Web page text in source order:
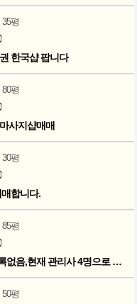
35평
한국샵 팝니다
80평
사지샵매매
30평
합니다.
85평
85평, 각방 샤워장, 단속기록없음,현재 관리사 4명으로 성업중
50평